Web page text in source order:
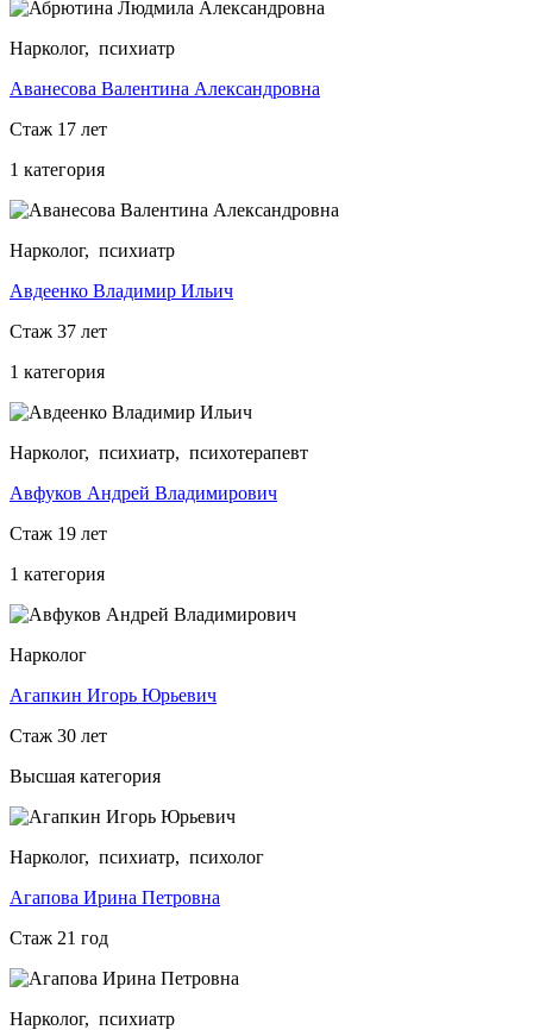
Нарколог, психиатр
Аванесова Валентина Александровна
Стаж 17 лет
1 категория
Нарколог, психиатр
Авдеенко Владимир Ильич
Стаж 37 лет
1 категория
Нарколог, психиатр, психотерапевт
Авфуков Андрей Владимирович
Стаж 19 лет
1 категория
Нарколог
Агапкин Игорь Юрьевич
Стаж 30 лет
Высшая категория
Нарколог, психиатр, психолог
Агапова Ирина Петровна
Стаж 21 год
Нарколог, психиатр